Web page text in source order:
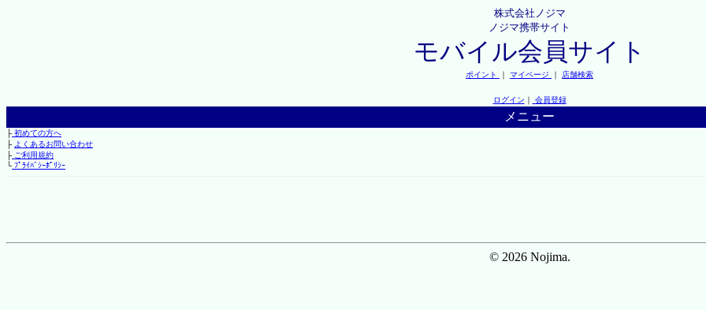
株式会社ノジマ
ノジマ携帯サイト
モバイル会員サイト
ポイント ｜ マイページ ｜ 店舗検索
ログイン ｜ 会員登録
メニュー
├初めての方へ
├ よくあるお問い合わせ
├ご利用規約
└ﾌﾟﾗｲﾊﾞｼｰﾎﾟﾘｼｰ
© 2026 Nojima.